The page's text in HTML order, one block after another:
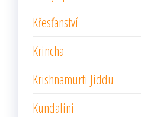
Křesťanství
Krincha
Krishnamurti Jiddu
Kundalini